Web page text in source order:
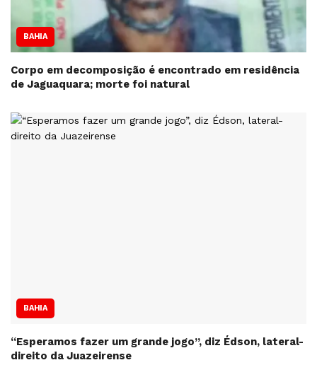
BAHIA
Corpo em decomposição é encontrado em residência
de Jaguaquara; morte foi natural
BAHIA
“Esperamos fazer um grande jogo”, diz Édson, lateral-
direito da Juazeirense